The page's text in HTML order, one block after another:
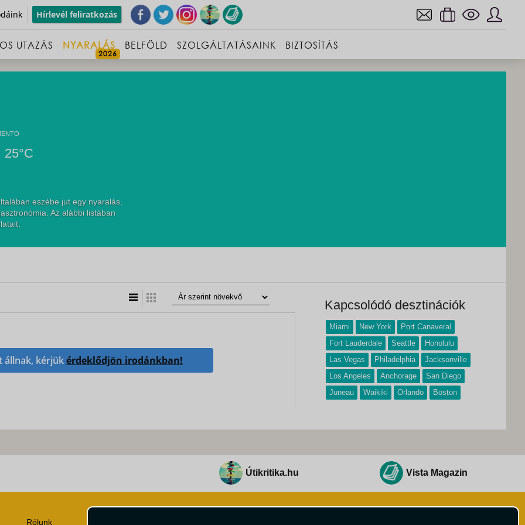
Hírlevél feliratkozás
UTAZÁS NYARALÁS BELFÖLD SZOLGÁLTATÁSAINK BIZTOSÍTÁS
25°C
eszébe jut egy nyaralás,
Az alábbi listában
állnak, kérjükérdeklődjön irodánkban!
Kapcsolódó desztinációk
Miami New York
Port Canaveral
Fort Lauderdale
Seattle
Honolulu
Las Vegas
Philadelphia
Jacksonville
Los Angeles
Anchorage
San Diego
Juneau
Waikiki Orlando Boston
Útikritika.hu Vista Magazin
Rólunk